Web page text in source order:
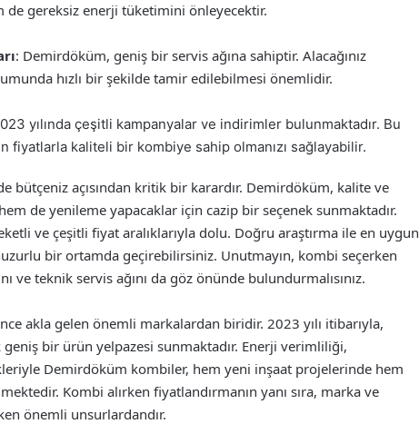
de gereksiz enerji tüketimini önleyecektir.
: Demirdöküm, geniş bir servis ağına sahiptir. Alacağınız
hızlı bir şekilde tamir edilebilmesi önemlidir.
yılında çeşitli kampanyalar ve indirimler bulunmaktadır. Bu
fiyatlarla kaliteli bir kombiye sahip olmanızı sağlayabilir.
bütçeniz açısından kritik bir karardır. Demirdöküm, kalite ve
de yenileme yapacaklar için cazip bir seçenek sunmaktadır.
ve çeşitli fiyat aralıklarıyla dolu. Doğru araştırma ile en uygun
bir ortamda geçirebilirsiniz. Unutmayın, kombi seçerken
ve teknik servis ağını da göz önünde bulundurmalısınız.
akla gelen önemli markalardan biridir. 2023 yılı itibarıyla,
geniş bir ürün yelpazesi sunmaktadır. Enerji verimliliği,
Demirdöküm kombiler, hem yeni inşaat projelerinde hem
Kombi alırken fiyatlandırmanın yanı sıra, marka ve
önemli unsurlardandır.